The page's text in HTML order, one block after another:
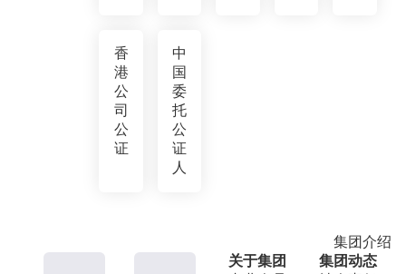
香
港
公
司
公
证
中
国
委
托
公
证
人
集团介绍
关于集团
集团动态